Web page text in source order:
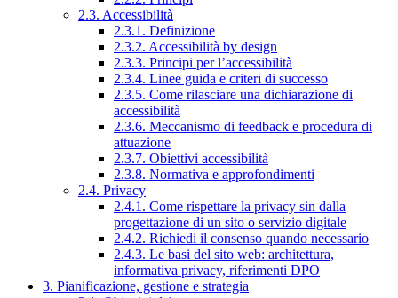
2.3. Accessibilità
2.3.1. Definizione
2.3.2. Accessibilità by design
2.3.3. Principi per l’accessibilità
2.3.4. Linee guida e criteri di successo
2.3.5. Come rilasciare una dichiarazione di
accessibilità
2.3.6. Meccanismo di feedback e procedura di
attuazione
2.3.7. Obiettivi accessibilità
2.3.8. Normativa e approfondimenti
2.4. Privacy
2.4.1. Come rispettare la privacy sin dalla
progettazione di un sito o servizio digitale
2.4.2. Richiedi il consenso quando necessario
2.4.3. Le basi del sito web: architettura,
informativa privacy, riferimenti DPO
3. Pianificazione, gestione e strategia